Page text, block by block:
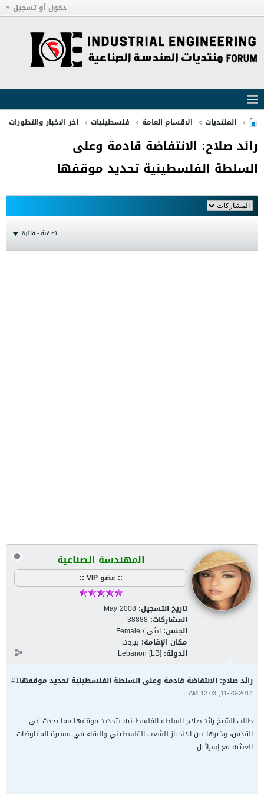
دخول أو تسجيل
المنتديات الاقسام العامة فلسطينيات اخر الاخبار والتطورات
رائد صلاح: الانتفاضة قادمة وعلى
السلطة الفلسطينية تحديد موقفها
تصفية - فلترة
المهندسة الصناعية
:: عضو VIP ::
تاريخ التسجيل: May 2008
المشاركات: 38888
الجنس: انثى / Female
مكان الإقامة: بيروت
الدولة: Lebanon [LB]
#1رائد صلاح: الانتفاضة قادمة وعلى السلطة الفلسطينية تحديد موقفها
11-20-2014, 12:03 AM
طالب الشيخ رائد صلاح السلطة الفلسطينية بتحديد موقفها مما يحدث في
القدس، وخيرها بين الانحياز للشعب الفلسطيني والبقاء في مسيرة المفاوضات
العبثية مع إسرائيل.